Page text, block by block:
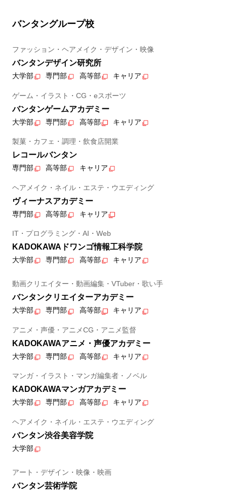
バンタングループ校
ファッション・ヘアメイク・デザイン・映像
バンタンデザイン研究所
大学部 専門部 高等部 キャリア
ゲーム・イラスト・CG・eスポーツ
バンタンゲームアカデミー
大学部 専門部 高等部 キャリア
製菓・カフェ・調理・飲食店開業
レコールバンタン
専門部 高等部 キャリア
ヘアメイク・ネイル・エステ・ウエディング
ヴィーナスアカデミー
専門部 高等部 キャリア
IT・プログラミング・AI・Web
KADOKAWAドワンゴ情報工科学院
大学部 専門部 高等部 キャリア
動画クリエイター・動画編集・VTuber・歌い手
バンタンクリエイターアカデミー
大学部 専門部 高等部 キャリア
アニメ・声優・アニメCG・アニメ監督
KADOKAWAアニメ・声優アカデミー
大学部 専門部 高等部 キャリア
マンガ・イラスト・マンガ編集者・ノベル
KADOKAWAマンガアカデミー
大学部 専門部 高等部 キャリア
ヘアメイク・ネイル・エステ・ウエディング
バンタン渋谷美容学院
大学部
アート・デザイン・映像・映画
バンタン芸術学院